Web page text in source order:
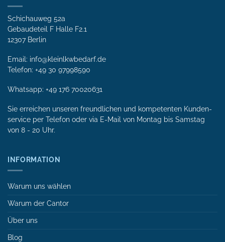
Schichauweg 52a
Gebaudeteil F Halle F2.1
12307 Berlin
Email: info@kleinlkwbedarf.de
Telefon: +49 30 97998590
Whatsapp: +49 176 70020631
Sie erreichen unseren freundlichen und kompetenten Kunden­
service per Tele­fon oder via E-Mail von Mon­tag bis Samstag
von 8 - 20 Uhr.
INFORMATION
Warum uns wählen
Warum der Cantor
Über uns
Blog